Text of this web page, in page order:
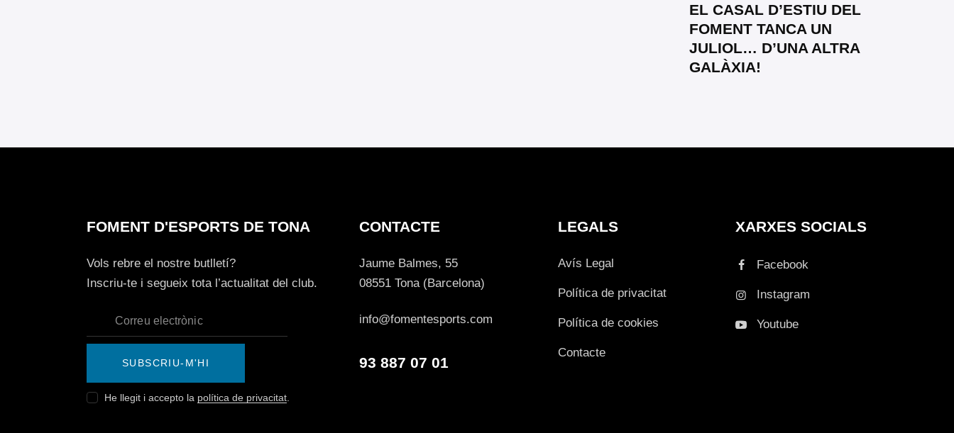
EL CASAL D’ESTIU DEL
FOMENT TANCA UN
JULIOL… D’UNA ALTRA
GALÀXIA!
FOMENT D'ESPORTS DE TONA
Vols rebre el nostre butlletí?
Inscriu-te i segueix tota l’actualitat del club.
SUBSCRIU-M'HI
He llegit i accepto la política de privacitat.
CONTACTE
Jaume Balmes, 55
08551 Tona (Barcelona)
info@fomentesports.com
93 887 07 01
LEGALS
Avís Legal
Política de privacitat
Política de cookies
Contacte
XARXES SOCIALS
Facebook
Instagram
Youtube